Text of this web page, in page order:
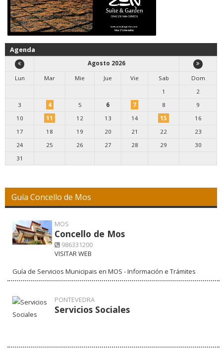
Agenda
Agosto 2026
Lun
Mar Mie Jue Vie Sab
Dom
1
2
3
4 5 6 7 8
9
10
11 12 13 14 15
16
17
18 19 20 21 22
23
24
25 26 27 28 29
30
31
Guía Concello de Mos
MOS
Concello de Mos
986331200
VISITAR WEB
Guía de Servicios Municipais en MOS - Información e Trámites
PONTEVEDRA
Servicios Sociales